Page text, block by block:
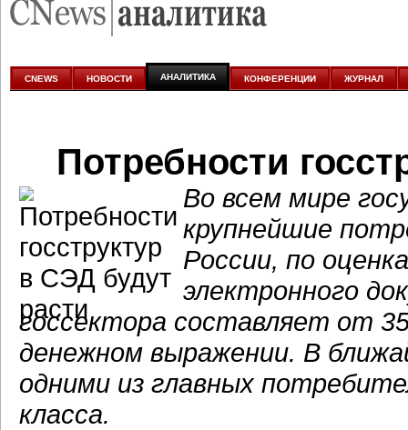
аналитике
CNEWS НОВОСТИ АНАЛИТИКА КОНФЕРЕНЦИИ ЖУРНАЛ
Потребности
Во всем мире
крупнейшие
России, по
электронного
госсектора составляет от
денежном выражении. В
одними из главных
класса.